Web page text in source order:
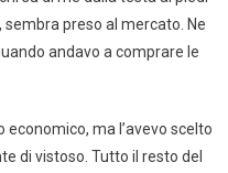
preso al mercato. Ne
andavo a comprare le
economico, ma l’avevo scelto
di vistoso. Tutto il resto del